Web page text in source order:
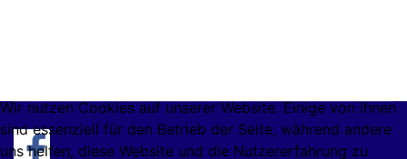
Wir nutzen Cookies auf unserer Website. Einige von ihnen
sind essenziell für den Betrieb der Seite, während andere
uns helfen, diese Website und die Nutzererfahrung zu